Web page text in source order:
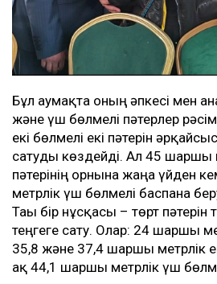
Бұл аумақта оның әпкесі мен
және үш бөлмелі пәтерлер
екі бөлмелі екі пәтерін
сатуды көздейді. Ал 45 шаршы
пәтерінің орнына жаңа үйден
метрлік үш бөлмелі баспана
Тағы бір нұсқасы – төрт
теңгеге сату. Олар: 24 шаршы
35,8 және 37,4 шаршы метрлік
ақ 44,1 шаршы метрлік үш